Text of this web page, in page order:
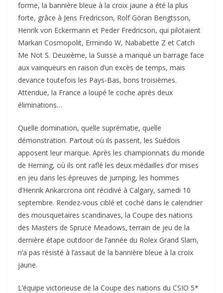
forme, la bannière bleue à la croix jaune a été la plus
forte, grâce à Jens Fredricson, Rolf Göran Bengtsson,
Henrik von Eckermann et Peder Fredricson, qui pilotaient
Markan Cosmopolit, Ermindo W, Nababette Z et Catch
Me Not S. Deuxième, la Suisse a manqué un barrage face
aux vainqueurs en raison d’un excès de temps, mais
devance toutefois les Pays-Bas, bons troisièmes.
Attendue, la France a loupé le coche après deux
éliminations…
Quelle domination, quelle suprématie, quelle
démonstration. Partout où ils passent, les Suédois
apposent leur marque. Après les championnats du monde
de Herning, où ils ont raflé les deux médailles d’or mises
en jeu dans les épreuves de jumping, les hommes
d’Henrik Ankarcrona ont récidivé à Calgary, samedi 10
septembre. Rendez-vous ciblé et coché dans le calendrier
des mousquetaires scandinaves, la Coupe des nations
des Masters de Spruce Meadows, terrain de jeu de la
dernière étape outdoor de l’année du Rolex Grand Slam,
n’a pas résisté à l’assaut de la bannière bleue à la croix
jaune.
L’équipe victorieuse de la Coupe des nations du CSIO 5*